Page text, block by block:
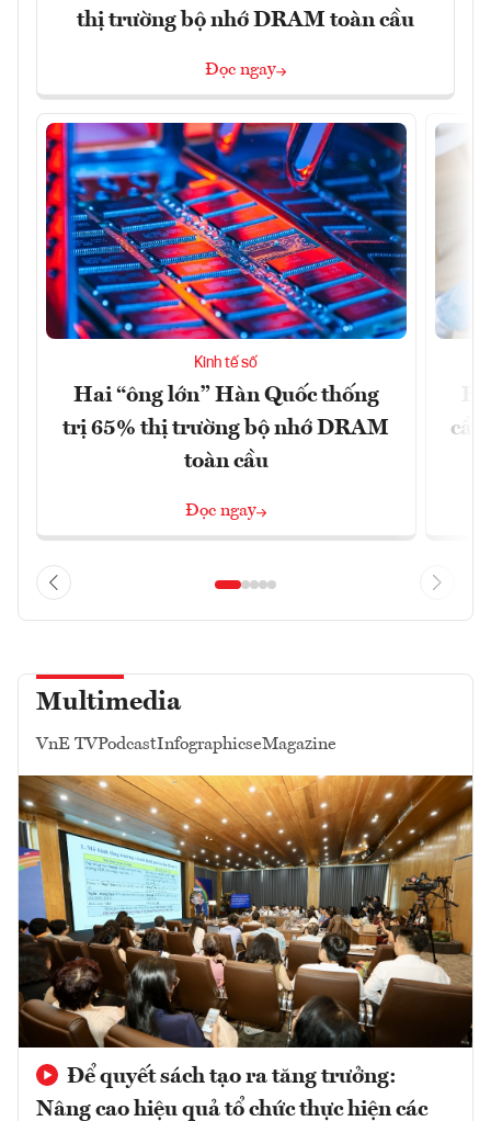
thị trường bộ nhớ DRAM toàn cầu
Đọc ngay
Kinh tế số
Hai “ông lớn” Hàn Quốc thống
trị 65% thị trường bộ nhớ DRAM
toàn cầu
Đọc ngay
Multimedia
VnE TVPodcastInfographicseMagazine
Để quyết sách tạo ra tăng trưởng:
Nâng cao hiệu quả tổ chức thực hiện các